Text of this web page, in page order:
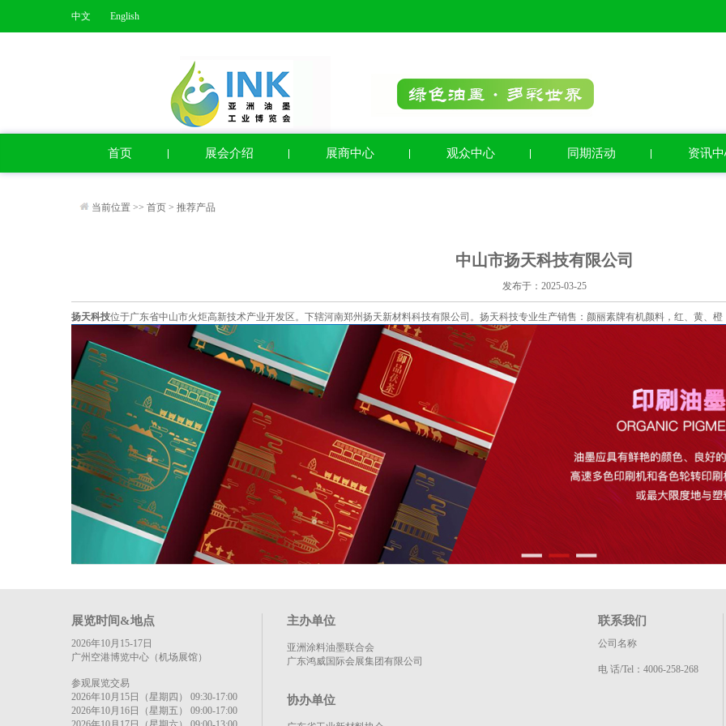
中文 English
首页 展会介绍 展商中心 观众中心 同期活动 资讯
当前位置 >> 首页 > 推荐产品
中山市扬天科技有限公司
发布于：2025-03-25
扬天科技位于广东省中山市火炬高新技术产业开发区。下辖河南郑州扬天新材料科技有限公司。扬天科技专业生产销售：颜丽素牌有机颜料，红、黄、
展览时间&地点
2026年10月15-17日
广州空港博览中心（机场展馆）
参观展览交易
2026年10月15日（星期四） 09:30-17:00
2026年10月16日（星期五） 09:00-17:00
主办单位
亚洲涂料油墨联合会
广东鸿威国际会展集团有限公司
协办单位
联系我们
公司名称
电 话/Tel：4006-258-268